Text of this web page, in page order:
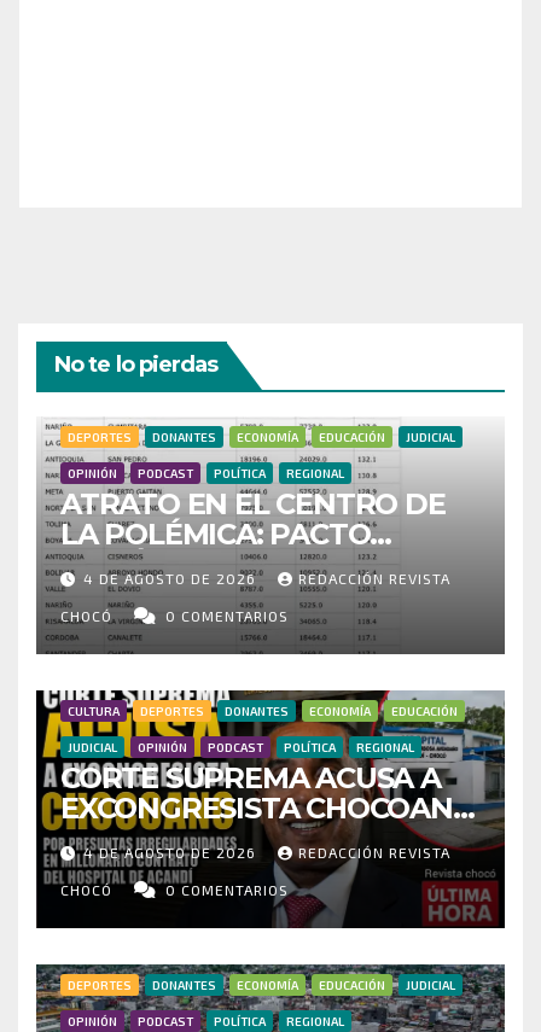
No te lo pierdas
DEPORTES DONANTES ECONOMÍA EDUCACIÓN JUDICIAL
OPINIÓN PODCAST POLÍTICA REGIONAL
ATRATO EN EL CENTRO DE
LA POLÉMICA: PACTO
HISTÓRICO CUESTIONA
CENSO ELECTORAL Y PIDE
INVESTIGAR PRESUNTO
FRAUDE
4 DE AGOSTO DE 2026 REDACCIÓN REVISTA
CHOCÓ 0 COMENTARIOS
CULTURA DEPORTES DONANTES ECONOMÍA EDUCACIÓN
JUDICIAL OPINIÓN PODCAST POLÍTICA REGIONAL
CORTE SUPREMA ACUSA A
EXCONGRESISTA CHOCOANO
POR PRESUNTAS
IRREGULARIDADES EN
MILLONARIO CONTRATO DEL
HOSPITAL DE ACANDÍ
4 DE AGOSTO DE 2026 REDACCIÓN REVISTA
CHOCÓ 0 COMENTARIOS
DEPORTES DONANTES ECONOMÍA EDUCACIÓN JUDICIAL
OPINIÓN PODCAST POLÍTICA REGIONAL